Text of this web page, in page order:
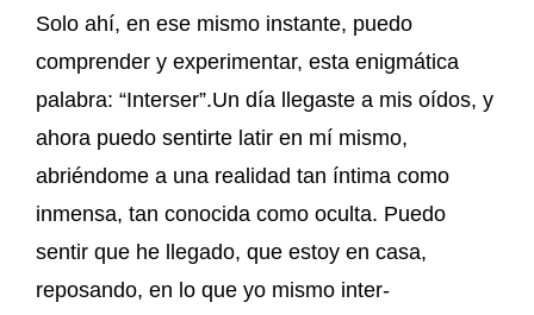
Solo ahí, en ese mismo instante, puedo
comprender y experimentar, esta enigmática
palabra: “Interser”.Un día llegaste a mis oídos, y
ahora puedo sentirte latir en mí mismo,
abriéndome a una realidad tan íntima como
inmensa, tan conocida como oculta. Puedo
sentir que he llegado, que estoy en casa,
reposando, en lo que yo mismo inter-